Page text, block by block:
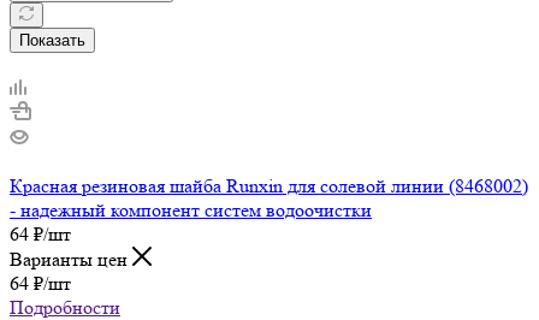
Показать
Красная резиновая шайба Runxin для солевой линии (8468002)
- надежный компонент систем водоочистки
64 ₽/шт
Варианты цен
64 ₽/шт
Подробности